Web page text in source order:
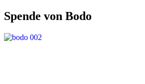
Spende von Bodo